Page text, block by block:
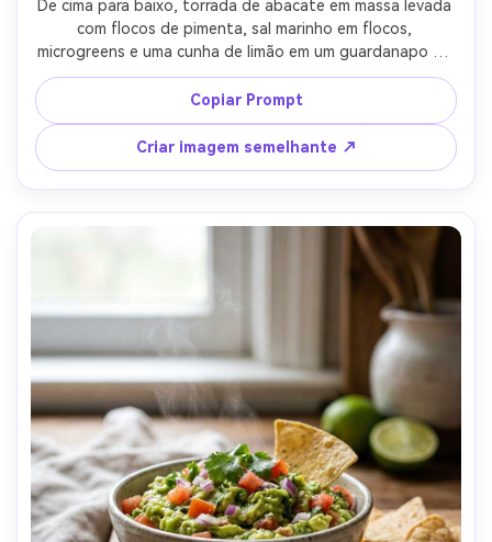
De cima para baixo, torrada de abacate em massa levada
com flocos de pimenta, sal marinho em flocos,
microgreens e uma cunha de limão em um guardanapo de
linho, luz quente da janela da manhã, sombras naturais,
mesa de madeira estilizada, estilo de comida editorial,
tirado em lente de 50mm, migalhas e textura de alto
detalhe, estética limpa do Instagram- -ar 4:5
Copiar Prompt
Criar imagem semelhante ↗